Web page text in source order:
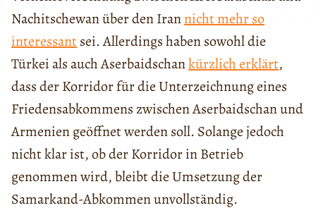
Nachitschewan über den Irannicht mehr so
interessantsei. Allerdings haben sowohl die
Türkei als auch Aserbaidschankürzlich erklärt,
dass der Korridor für die Unterzeichnung eines
Friedensabkommens zwischen Aserbaidschan und
Armenien geöffnet werden soll. Solange jedoch
nicht klar ist, ob der Korridor in Betrieb
genommen wird, bleibt die Umsetzung der
Samarkand-Abkommen unvollständig.